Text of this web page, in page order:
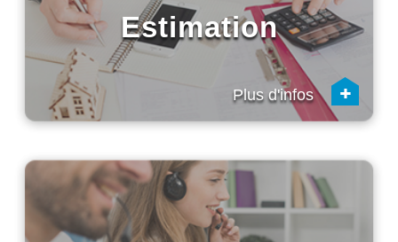
Estimation
Plus d'infos +